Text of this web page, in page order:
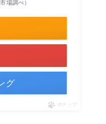
場調べ）
グ
ポチップ